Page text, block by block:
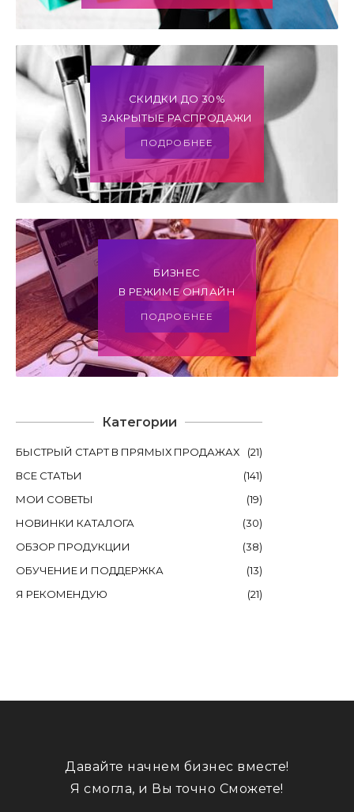
Категории
БЫСТРЫЙ СТАРТ В ПРЯМЫХ ПРОДАЖАХ (21)
ВСЕ СТАТЬИ
(141)
МОИ СОВЕТЫ
(19)
НОВИНКИ КАТАЛОГА
(30)
ОБЗОР ПРОДУКЦИИ
(38)
ОБУЧЕНИЕ И ПОДДЕРЖКА
(13)
Я РЕКОМЕНДУЮ
(21)
СКИДКИ ДО 30%
ЗАКРЫТЫЕ РАСПРОДАЖИ
ПОДРОБНЕЕ
БИЗНЕС
В РЕЖИМЕ ОНЛАЙН
ПОДРОБНЕЕ
Давайте начнем бизнес вместе!
Я смогла, и Вы точно Сможете!